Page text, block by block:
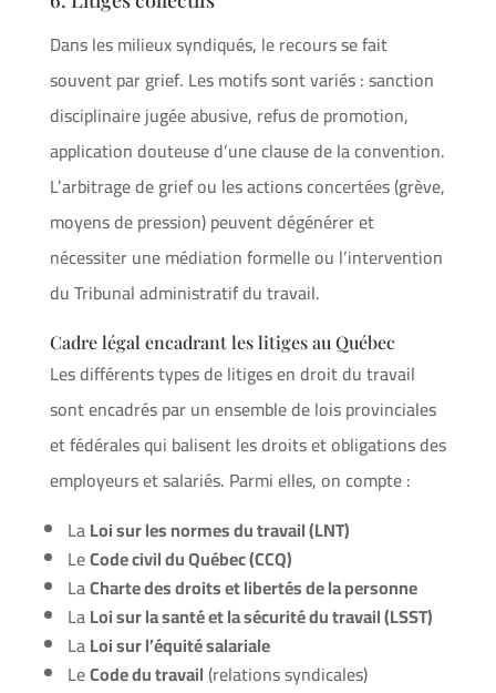
Dans les milieux syndiqués, le recours se fait
souvent par grief. Les motifs sont variés : sanction
disciplinaire jugée abusive, refus de promotion,
application douteuse d’une clause de la convention.
L’arbitrage de grief ou les actions concertées (grève,
moyens de pression) peuvent dégénérer et
nécessiter une médiation formelle ou l’intervention
du Tribunal administratif du travail.
Cadre légal encadrant les litiges au Québec
Les différents types de litiges en droit du travail
sont encadrés par un ensemble de lois provinciales
et fédérales qui balisent les droits et obligations des
employeurs et salariés. Parmi elles, on compte :
LaLoi sur les normes du travail (LNT)
LeCode civil du Québec (CCQ)
LaCharte des droits et libertés de la personne
LaLoi sur la santé et la sécurité du travail (LSST)
LaLoi sur l’équité salariale
LeCode du travail(relations syndicales)